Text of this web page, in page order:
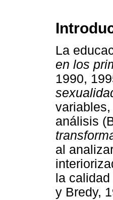
La
en los
1990,
análisis
al
la
y Bredy,